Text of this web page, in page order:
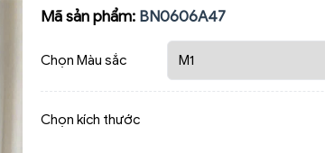
Mã sản phẩm: BN0606A47
Chọn Màu sắc
Chọn kích thước